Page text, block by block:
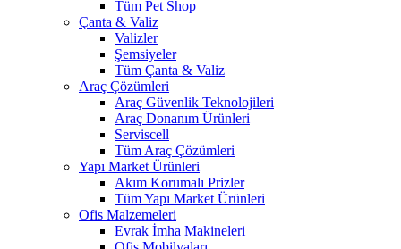
Tüm Pet Shop
Çanta & Valiz
Valizler
Şemsiyeler
Tüm Çanta & Valiz
Araç Çözümleri
Araç Güvenlik Teknolojileri
Araç Donanım Ürünleri
Serviscell
Tüm Araç Çözümleri
Yapı Market Ürünleri
Akım Korumalı Prizler
Tüm Yapı Market Ürünleri
Ofis Malzemeleri
Evrak İmha Makineleri